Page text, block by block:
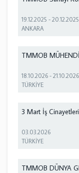
19.12.2025 -20.12.2025
ANKARA
TMMOB
18.10.2026 -21.10.2026
TÜRKİYE
3 Mart İş
03.03.2026
TÜRKİYE
TMMOB DÜNYA